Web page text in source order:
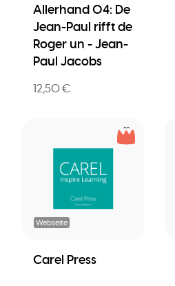
Allerhand 04: De
Jean-Paul rifft de
Roger un - Jean-
Paul Jacobs
12,50 €
Webseite
Carel Press